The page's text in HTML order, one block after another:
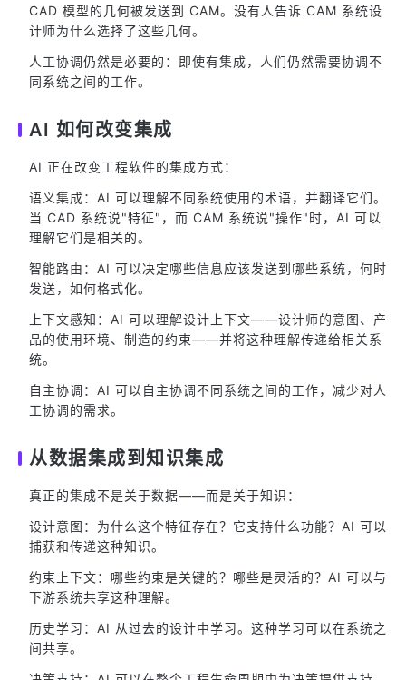
CAD 模型的几何被发送到 CAM。没有人告诉 CAM 系统设
计师为什么选择了这些几何。
人工协调仍然是必要的：即使有集成，人们仍然需要协调不
同系统之间的工作。
AI 如何改变集成
AI 正在改变工程软件的集成方式：
语义集成：AI 可以理解不同系统使用的术语，并翻译它们。
当 CAD 系统说"特征"，而 CAM 系统说"操作"时，AI 可以
理解它们是相关的。
智能路由：AI 可以决定哪些信息应该发送到哪些系统，何时
发送，如何格式化。
上下文感知：AI 可以理解设计上下文——设计师的意图、产
品的使用环境、制造的约束——并将这种理解传递给相关系
统。
自主协调：AI 可以自主协调不同系统之间的工作，减少对人
工协调的需求。
从数据集成到知识集成
真正的集成不是关于数据——而是关于知识：
设计意图：为什么这个特征存在？它支持什么功能？AI 可以
捕获和传递这种知识。
约束上下文：哪些约束是关键的？哪些是灵活的？AI 可以与
下游系统共享这种理解。
历史学习：AI 从过去的设计中学习。这种学习可以在系统之
间共享。